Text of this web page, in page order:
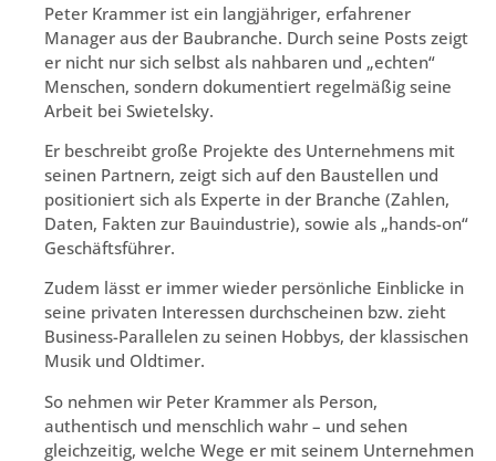
Peter Krammer ist ein langjähriger, erfahrener
Manager aus der Baubranche. Durch seine Posts zeigt
er nicht nur sich selbst als nahbaren und „echten“
Menschen, sondern dokumentiert regelmäßig seine
Arbeit bei Swietelsky.
Er beschreibt große Projekte des Unternehmens mit
seinen Partnern, zeigt sich auf den Baustellen und
positioniert sich als Experte in der Branche (Zahlen,
Daten, Fakten zur Bauindustrie), sowie als „hands-on“
Geschäftsführer.
Zudem lässt er immer wieder persönliche Einblicke in
seine privaten Interessen durchscheinen bzw. zieht
Business-Parallelen zu seinen Hobbys, der klassischen
Musik und Oldtimer.
So nehmen wir Peter Krammer als Person,
authentisch und menschlich wahr – und sehen
gleichzeitig, welche Wege er mit seinem Unternehmen